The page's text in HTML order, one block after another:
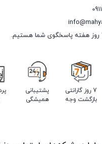
7 روز گارانتی
بازگشت وجه
پشتیبانی
همیشگی